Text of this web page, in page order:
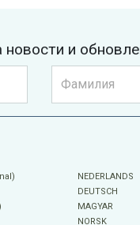
новости и
NEDERLANDS
DEUTSCH
MAGYAR
NORSK